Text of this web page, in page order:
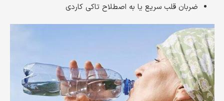
ضربان قلب سریع یا به اصطلاح تاکی کاردی